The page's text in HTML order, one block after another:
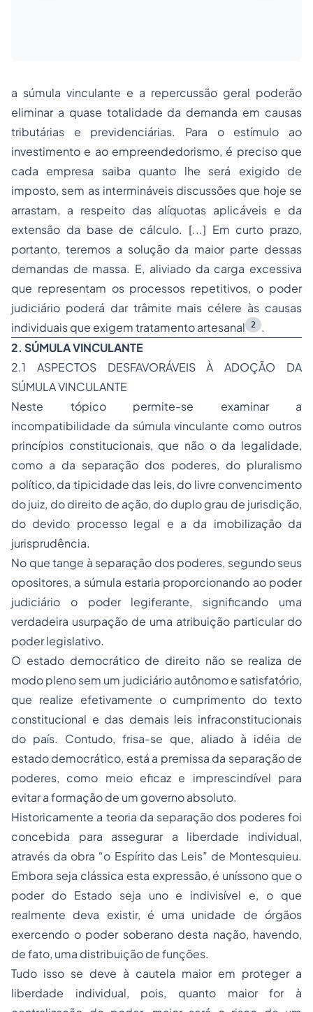
a súmula vinculante e a repercussão geral poderão
eliminar a quase totalidade da demanda em causas
tributárias e previdenciárias. Para o estímulo ao
investimento e ao empreendedorismo, é preciso que
cada empresa saiba quanto lhe será exigido de
imposto, sem as intermináveis discussões que hoje se
arrastam, a respeito das alíquotas aplicáveis e da
extensão da base de cálculo. [...] Em curto prazo,
portanto, teremos a solução da maior parte dessas
demandas de massa. E, aliviado da carga excessiva
que representam os processos repetitivos, o poder
judiciário poderá dar trâmite mais célere às causas
individuais que exigem tratamento artesanal
2
.
2. SÚMULA VINCULANTE
2.1 ASPECTOS DESFAVORÁVEIS À ADOÇÃO DA
SÚMULA VINCULANTE
Neste tópico permite-se examinar a
incompatibilidade da súmula vinculante como outros
princípios constitucionais, que não o da legalidade,
como a da separação dos poderes, do pluralismo
político, da tipicidade das leis, do livre convencimento
do juiz, do direito de ação, do duplo grau de jurisdição,
do devido processo legal e a da imobilização da
jurisprudência.
No que tange à separação dos poderes, segundo seus
opositores, a súmula estaria proporcionando ao poder
judiciário o poder legiferante, significando uma
verdadeira usurpação de uma atribuição particular do
poder legislativo.
O estado democrático de direito não se realiza de
modo pleno sem um judiciário autônomo e satisfatório,
que realize efetivamente o cumprimento do texto
constitucional e das demais leis infraconstitucionais
do país. Contudo, frisa-se que, aliado à idéia de
estado democrático, está a premissa da separação de
poderes, como meio eficaz e imprescindível para
evitar a formação de um governo absoluto.
Historicamente a teoria da separação dos poderes foi
concebida para assegurar a liberdade individual,
através da obra “o Espírito das Leis” de Montesquieu.
Embora seja clássica esta expressão, é uníssono que o
poder do Estado seja uno e indivisível e, o que
realmente deva existir, é uma unidade de órgãos
exercendo o poder soberano desta nação, havendo,
de fato, uma distribuição de funções.
Tudo isso se deve à cautela maior em proteger a
liberdade individual, pois, quanto maior for à